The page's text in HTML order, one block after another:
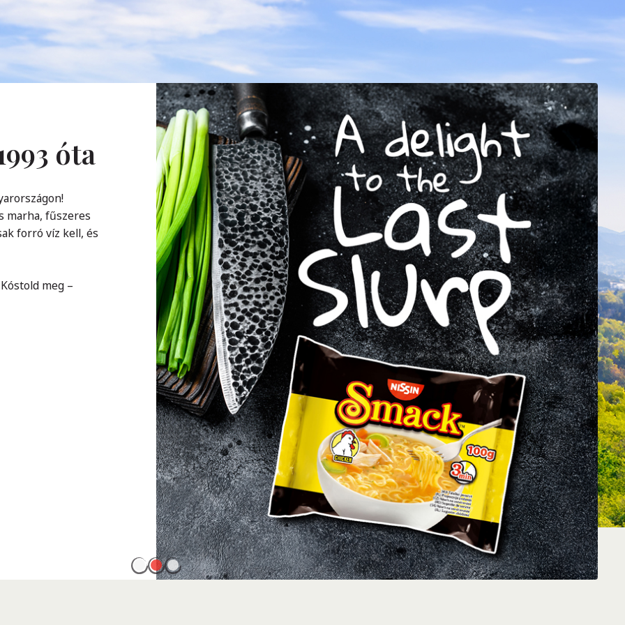
óta
marha, fűszeres
forró víz kell, és
meg –